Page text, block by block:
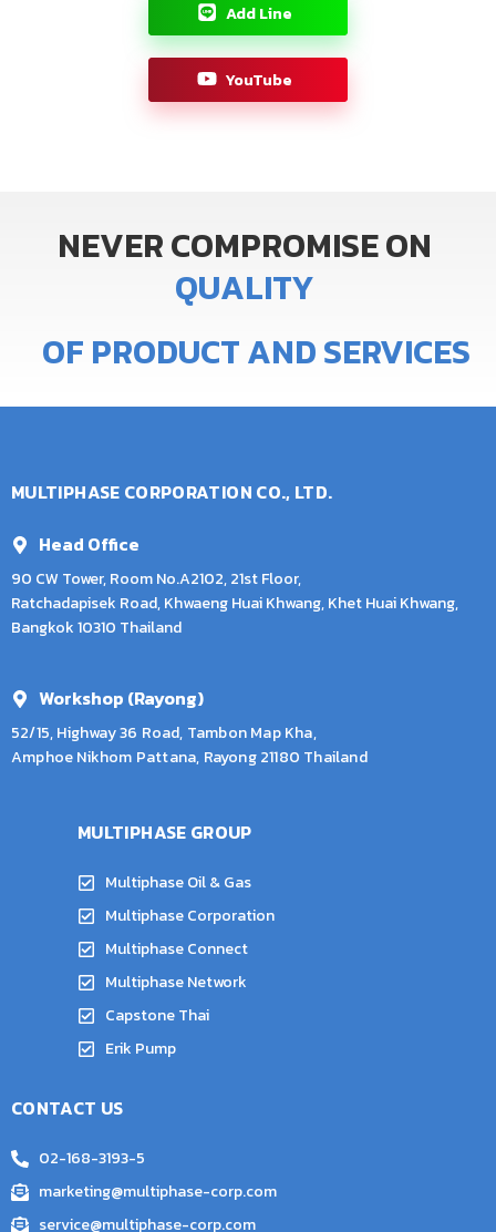
Add Line
YouTube
NEVERCOMPROMISEON
QUALITY
OF PRODUCTANDSERVICES
MULTIPHASE CORPORATION CO., LTD.
Head Office
90 CW Tower, Room No.A2102, 21st Floor,
Ratchadapisek Road, Khwaeng Huai Khwang, Khet Huai Khwang,
Bangkok 10310 Thailand
Workshop (Rayong)
52/15, Highway 36 Road, Tambon Map Kha,
Amphoe Nikhom Pattana, Rayong 21180 Thailand
MULTIPHASE GROUP
Multiphase Oil & Gas
Multiphase Corporation
Multiphase Connect
Multiphase Network
Capstone Thai
Erik Pump
CONTACT US
02-168-3193-5
marketing@multiphase-corp.com
service@multiphase-corp.com